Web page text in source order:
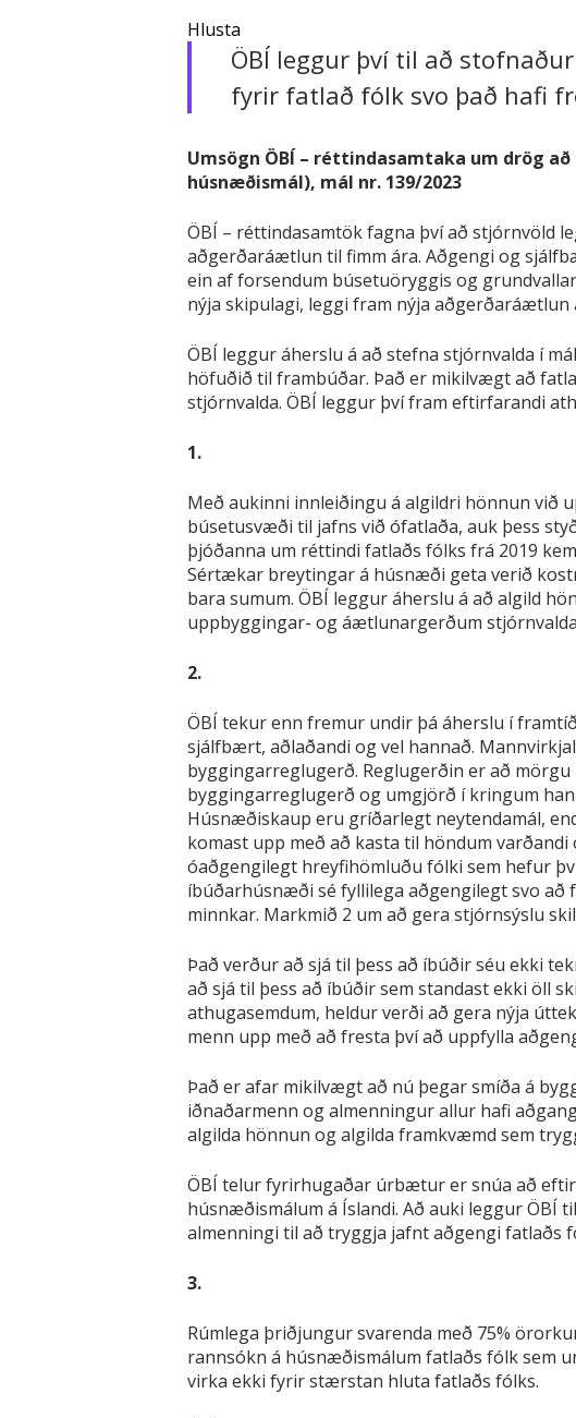
Hlusta
ÖBÍ leggur því til að
fyrir fatlað fólk svo það hafi
Umsögn ÖBÍ – réttindasamtaka um drög
húsnæðismál), mál nr. 139/2023
ÖBÍ – réttindasamtök fagna því að stjórnvöld
aðgerðaráætlun til fimm ára. Aðgengi og
ein af forsendum búsetuöryggis og
nýja skipulagi, leggi fram nýja
ÖBÍ leggur áherslu á að stefna stjórnvalda í
höfuðið til frambúðar. Það er mikilvægt að
stjórnvalda. ÖBÍ leggur því fram eftirfarandi
1.
Með aukinni innleiðingu á algildri hönnun við
búsetusvæði til jafns við ófatlaða, auk þess
þjóðanna um réttindi fatlaðs fólks frá 2019
Sértækar breytingar á húsnæði geta verið
bara sumum. ÖBÍ leggur áherslu á að algild
uppbyggingar- og áætlunargerðum
2.
ÖBÍ tekur enn fremur undir þá áherslu í
sjálfbært, aðlaðandi og vel hannað.
byggingarreglugerð. Reglugerðin er að
byggingarreglugerð og umgjörð í kringum
Húsnæðiskaup eru gríðarlegt neytendamál,
komast upp með að kasta til höndum
óaðgengilegt hreyfihömluðu fólki sem hefur
íbúðarhúsnæði sé fyllilega aðgengilegt svo
minnkar. Markmið 2 um að gera stjórnsýslu
Það verður að sjá til þess að íbúðir séu ekki
að sjá til þess að íbúðir sem standast ekki öll
athugasemdum, heldur verði að gera nýja
menn upp með að fresta því að uppfylla
Það er afar mikilvægt að nú þegar smíða á
iðnaðarmenn og almenningur allur hafi
algilda hönnun og algilda framkvæmd sem
ÖBÍ telur fyrirhugaðar úrbætur er snúa að
húsnæðismálum á Íslandi. Að auki leggur
almenningi til að tryggja jafnt aðgengi fatlaðs
3.
Rúmlega þriðjungur svarenda með 75%
rannsókn á húsnæðismálum fatlaðs fólk sem
virka ekki fyrir stærstan hluta fatlaðs fólks.